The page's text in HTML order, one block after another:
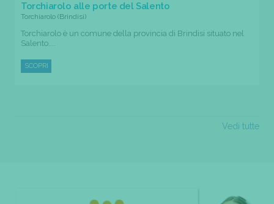
Torchiarolo alle porte del Salento
Torchiarolo (Brindisi)
Torchiarolo è un comune della provincia di Brindisi situato nel
Salento....
SCOPRI
Vedi tutte